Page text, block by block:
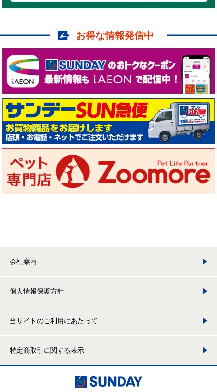
お得な情報発信中
会社案内
個人情報保護方針
当サイトのご利用にあたって
特定商取引に関する表示